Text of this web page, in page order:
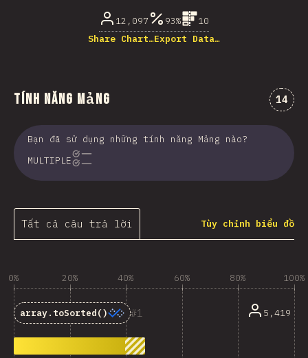
12,097 93%
10
Share Chart…Export Data…
Tính năng Mảng Nhận
14
Bạn đã sử dụng những tính năng Mảng nào?
MULTIPLE
Tất cả câu trả lời Tùy chỉnh biểu đồ
0% 20% 40% 60% 80% 100%
1
array.toSorted() 5,419